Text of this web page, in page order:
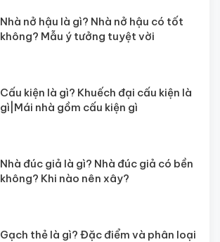
Nhà nở hậu là gì? Nhà nở hậu có tốt
không? Mẫu ý tưởng tuyệt vời
Cấu kiện là gì? Khuếch đại cấu kiện là
gì|Mái nhà gồm cấu kiện gì
Nhà đúc giả là gì? Nhà đúc giả có bền
không? Khi nào nên xây?
Gạch thẻ là gì? Đặc điểm và phân loại